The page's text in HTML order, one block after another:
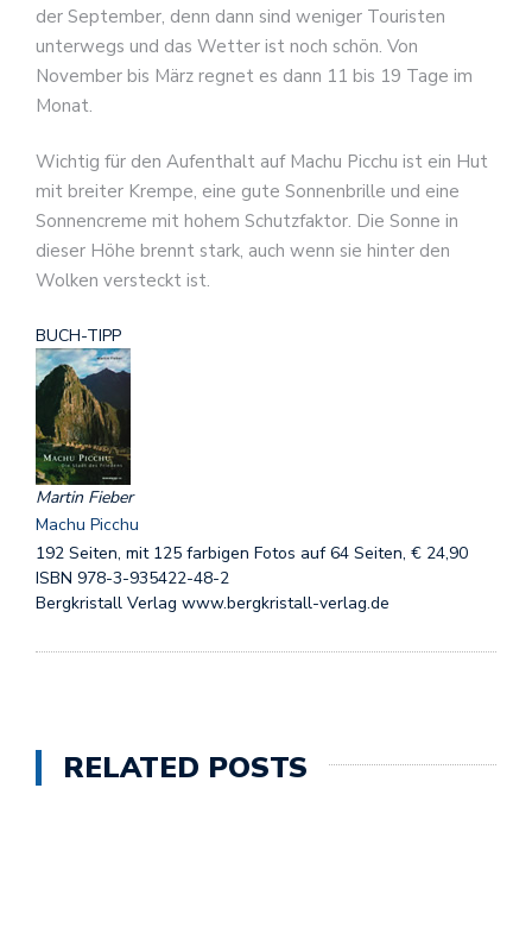
der September, denn dann sind weniger Touristen
unterwegs und das Wetter ist noch schön. Von
November bis März regnet es dann 11 bis 19 Tage im
Monat.
Wichtig für den Aufenthalt auf Machu Picchu ist ein Hut
mit breiter Krempe, eine gute Sonnenbrille und eine
Sonnencreme mit hohem Schutzfaktor. Die Sonne in
dieser Höhe brennt stark, auch wenn sie hinter den
Wolken versteckt ist.
BUCH-TIPP
Martin Fieber
Machu Picchu
192 Seiten, mit 125 farbigen Fotos auf 64 Seiten, € 24,90
ISBN 978-3-935422-48-2
Bergkristall Verlag www.bergkristall-verlag.de
RELATED POSTS